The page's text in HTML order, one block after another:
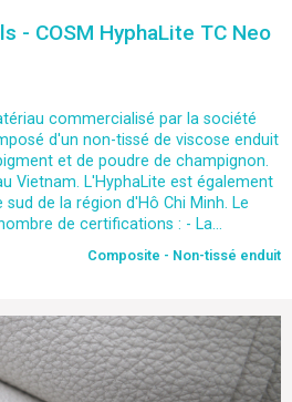
- COSM HyphaLite TC Neo
commercialisé par la société
d'un non-tissé de viscose enduit
et de poudre de champignon.
Vietnam. L'HyphaLite est également
de la région d'Hô Chi Minh. Le
de certifications : - La...
Composite - Non-tissé enduit